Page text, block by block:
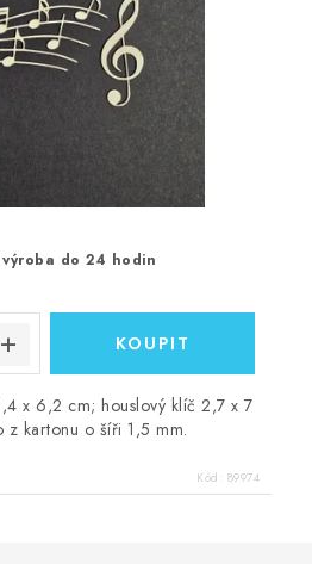
výroba do 24 hodin
x 6,2 cm; houslový klíč 2,7 x 7
z kartonu o šíři 1,5 mm.
Kód: 89974